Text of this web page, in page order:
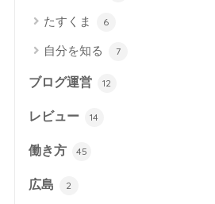
たすくま 6
自分を知る 7
ブログ運営 12
レビュー 14
働き方 45
広島 2